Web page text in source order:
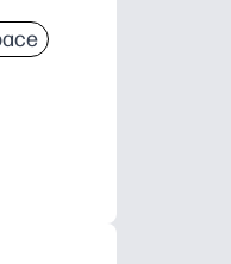
et des
dès